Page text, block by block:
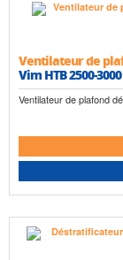
Ventilateur de
Vim HTB 2500-3000
Ventilateur de plafond